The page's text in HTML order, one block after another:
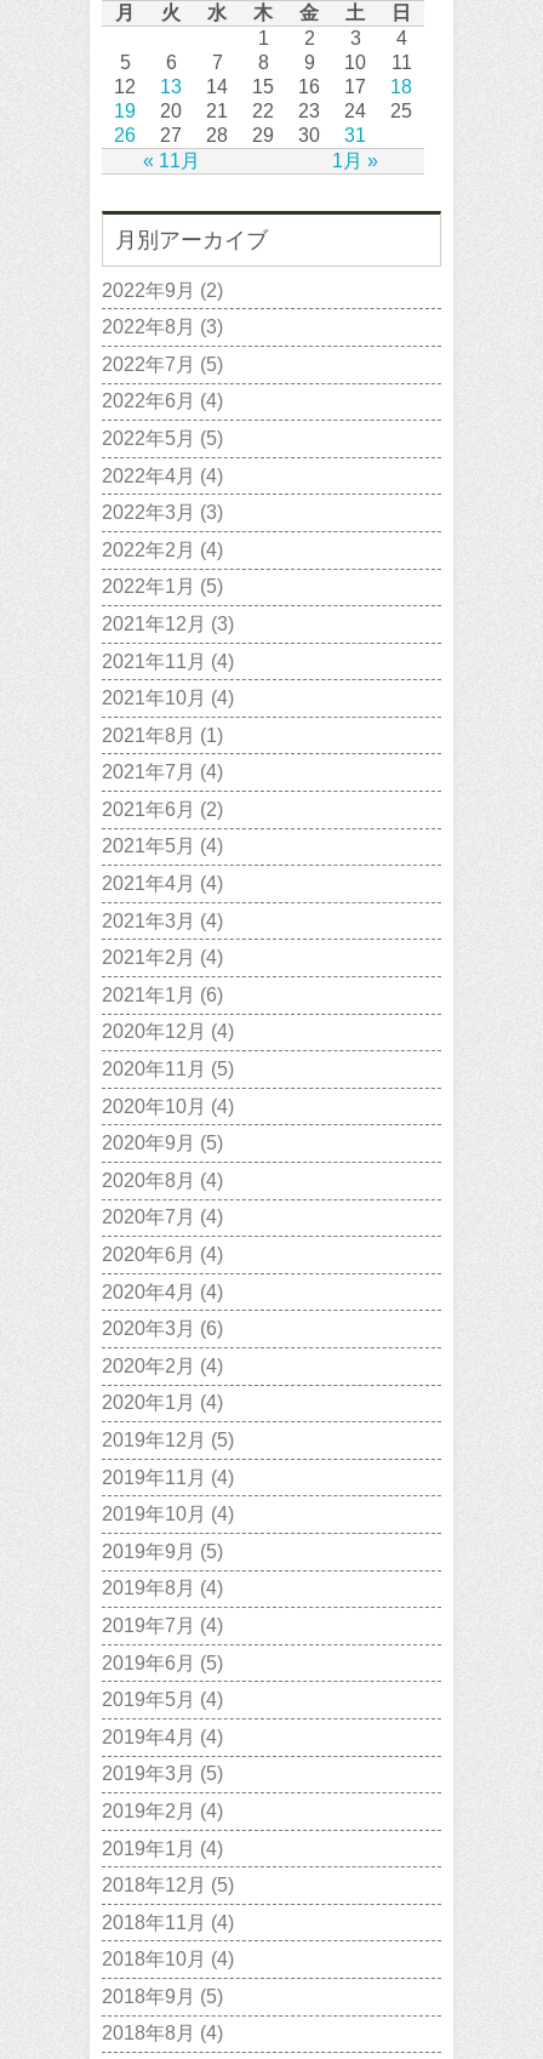
月 火 水 木 金 土 日
« 11月 1月 »
1 2 3
4
5
6 7 8 9 10
11
12
13 14 15 16 17
18
19
20 21 22 23 24
25
26
27 28 29 30 31
月別アーカイブ
2022年9月 (2)
2022年8月 (3)
2022年7月 (5)
2022年6月 (4)
2022年5月 (5)
2022年4月 (4)
2022年3月 (3)
2022年2月 (4)
2022年1月 (5)
2021年12月 (3)
2021年11月 (4)
2021年10月 (4)
2021年8月 (1)
2021年7月 (4)
2021年6月 (2)
2021年5月 (4)
2021年4月 (4)
2021年3月 (4)
2021年2月 (4)
2021年1月 (6)
2020年12月 (4)
2020年11月 (5)
2020年10月 (4)
2020年9月 (5)
2020年8月 (4)
2020年7月 (4)
2020年6月 (4)
2020年4月 (4)
2020年3月 (6)
2020年2月 (4)
2020年1月 (4)
2019年12月 (5)
2019年11月 (4)
2019年10月 (4)
2019年9月 (5)
2019年8月 (4)
2019年7月 (4)
2019年6月 (5)
2019年5月 (4)
2019年4月 (4)
2019年3月 (5)
2019年2月 (4)
2019年1月 (4)
2018年12月 (5)
2018年11月 (4)
2018年10月 (4)
2018年9月 (5)
2018年8月 (4)